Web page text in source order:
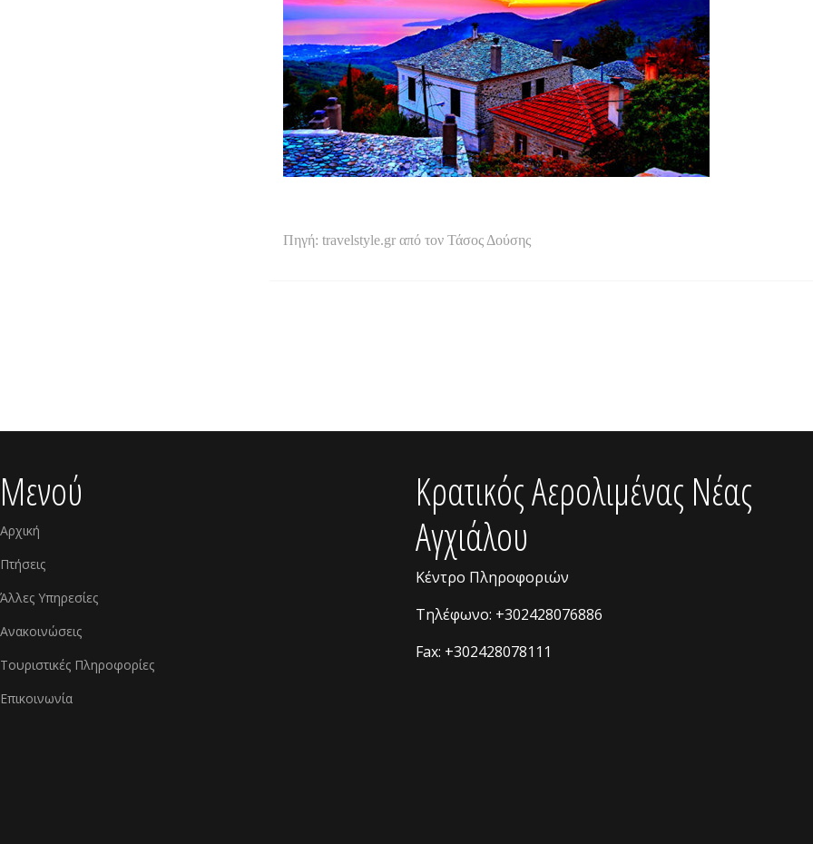
Πηγή: travelstyle.gr από τον Τάσος Δούσης
Μενού
Αρχική
Πτήσεις
Άλλες Υπηρεσίες
Ανακοινώσεις
Τουριστικές Πληροφορίες
Επικοινωνία
Kρατικός Αερολιμένας Νέας
Αγχιάλου
Κέντρο Πληροφοριών
Τηλέφωνο: +302428076886
Fax: +302428078111